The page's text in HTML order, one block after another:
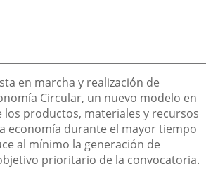
en marcha y realización de
Circular, un nuevo modelo en
los productos, materiales y recursos
economía durante el mayor tiempo
al mínimo la generación de
prioritario de la convocatoria.